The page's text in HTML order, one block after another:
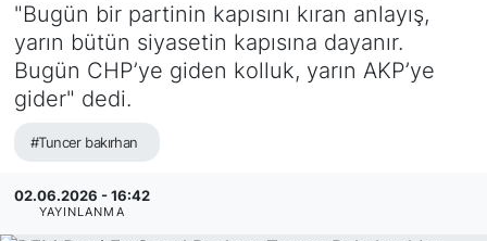
"Bugün bir partinin kapısını kıran anlayış,
yarın bütün siyasetin kapısına dayanır.
Bugün CHP’ye giden kolluk, yarın AKP’ye
gider" dedi.
#Tuncer bakırhan
02.06.2026 - 16:42
YAYINLANMA
Bilim ve Teknoloji
Yazı Dizisi
Son Dakika Haberleri
Haber Arşivi